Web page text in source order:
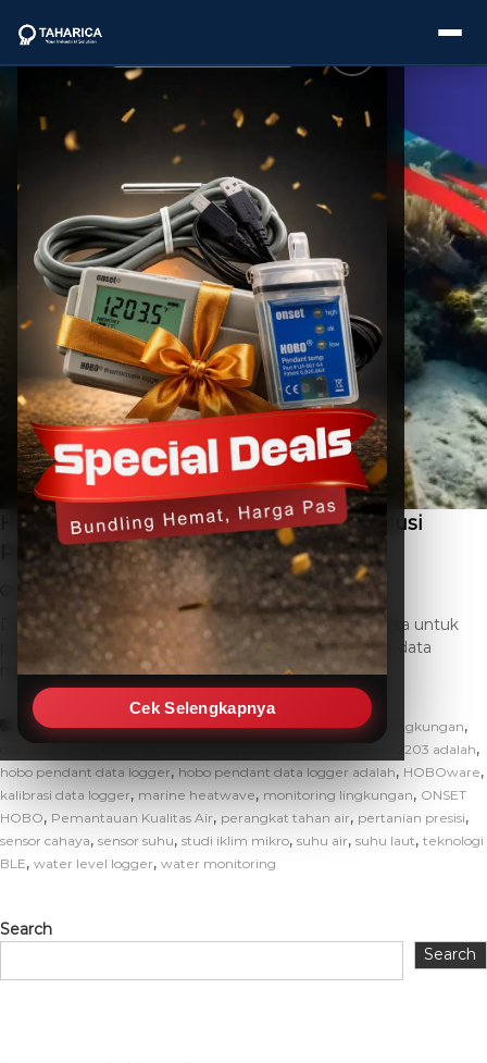
Cek Selengkapnya
Categories
Brands
Service
Industries
Blogs
HOBO Pendant Data Logger Adalah: Solusi
Pantau Suhu Air
February 18, 2026 THC SEO Leave a Comment
Dalam era modern yang semakin mengandalkan data untuk
pengambilan keputusan akurat, perangkat pencatat data
memegang peranan krusial. Salah satu inovasi […]
Uncategorized Akuakultur,aplikasi HOBO,Data Lingkungan,
hobo mx2203 adalah,
hobo pendant data logger, hobo pendant data logger adalah, HOBOware,
kalibrasi data logger, marine heatwave, monitoring lingkungan, ONSET
HOBO, Pemantauan Kualitas Air, perangkat tahan air, pertanian presisi,
sensor cahaya, sensor suhu, studi iklim mikro, suhu air, suhu laut, teknologi
BLE, water level logger, water monitoring
Search
Search